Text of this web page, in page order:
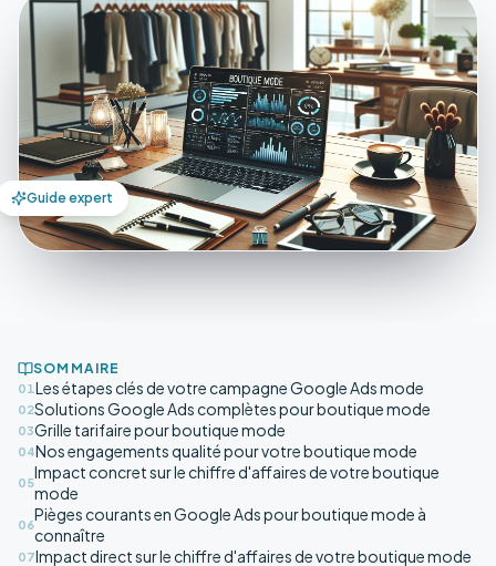
Guide expert
SOMMAIRE
01Les étapes clés de votre campagne Google Ads mode
02Solutions Google Ads complètes pour boutique mode
03Grille tarifaire pour boutique mode
04Nos engagements qualité pour votre boutique mode
05
Impact concret sur le chiffre d'affaires de votre boutique
mode
06
Pièges courants en Google Ads pour boutique mode à
connaître
07Impact direct sur le chiffre d'affaires de votre boutique mode